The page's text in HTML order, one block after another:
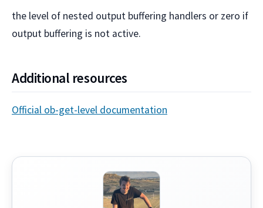
the level of nested output buffering handlers or zero if
output buffering is not active.
Additional resources
Official ob-get-level documentation